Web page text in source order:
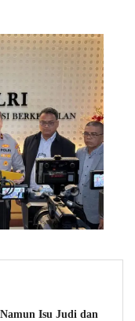
Isu Judi dan